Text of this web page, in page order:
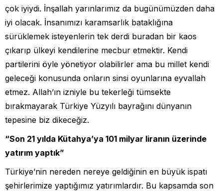
çok iyiydi. İnşallah yarınlarımız da bugünümüzden daha
iyi olacak. İnsanımızı karamsarlık bataklığına
sürüklemek isteyenlerin tek derdi buradan bir kaos
çıkarıp ülkeyi kendilerine mecbur etmektir. Kendi
partilerini öyle yönetiyor olabilirler ama bu millet kendi
geleceği konusunda onların sinsi oyunlarına eyvallah
etmez. Allah’ın izniyle bu tekerleği tümsekte
bırakmayarak Türkiye Yüzyılı bayrağını dünyanın
tepesine biz dikeceğiz.
“Son 21 yılda Kütahya’ya 101 milyar liranın üzerinde
yatırım yaptık”
Türkiye’nin nereden nereye geldiğinin en büyük ispatı
şehirlerimize yaptığımız yatırımlardır. Bu kapsamda son